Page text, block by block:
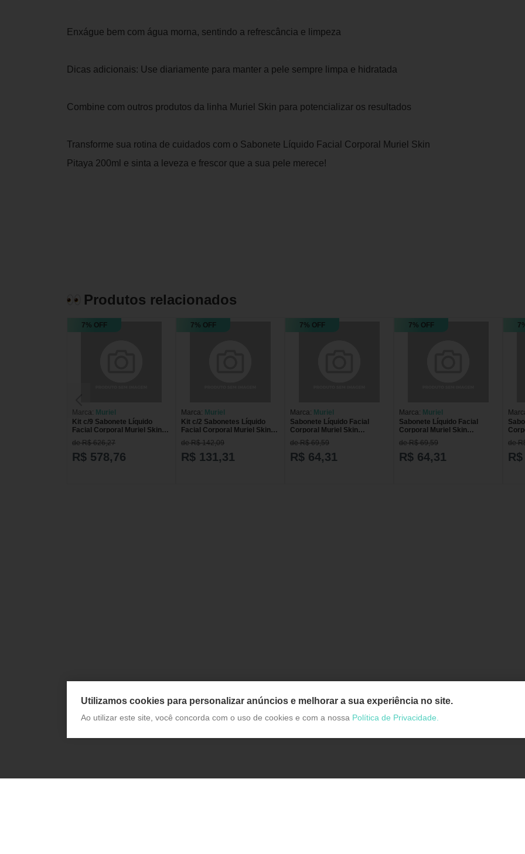
Enxágue bem com água morna, sentindo a refrescância e limpeza
Dicas adicionais: Use diariamente para manter a pele sempre limpa e hidratada
Combine com outros produtos da linha Muriel Skin para potencializar os resultados
Transforme sua rotina de cuidados com o Sabonete Líquido Facial Corporal Muriel Skin
Pitaya 200ml e sinta a leveza e frescor que a sua pele merece!
Produtos relacionados
7% OFF
Marca: Muriel
Kit c/9 Sabonete Líquido
Facial Corporal Muriel Skin
Pitaya 200ml
de R$ 626,27
R$ 578,76
7% OFF
Marca: Muriel
Kit c/2 Sabonetes Líquido
Facial Corporal Muriel Skin
Pitaya 200ml
de R$ 142,09
R$ 131,31
7% OFF
Marca: Muriel
Sabonete Líquido Facial
Corporal Muriel Skin
Pêssego 200ml
de R$ 69,59
R$ 64,31
7% OFF
Marca: Muriel
Sabonete Líquido Facial
Corporal Muriel Skin
Morango 200ml
de R$ 69,59
R$ 64,31
de
Utilizamos cookies para personalizar anúncios e melhorar a sua experiência no site.
Ao utilizar este site, você concorda com o uso de cookies e com a nossa Política de Privacidade.